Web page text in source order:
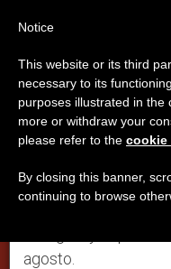
PAPAS
Aviso
Del 27 de julio al
anual,
se generan menos
agosto.
Notice
This website or its third
necessary to its
purposes illustrated in the
more or withdraw your
please refer to the cookie
By closing this banner,
continuing to browse